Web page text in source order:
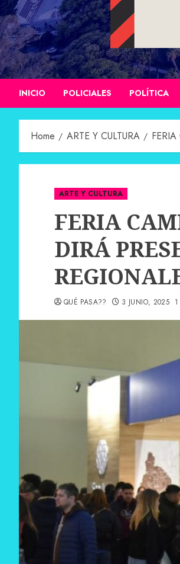
INICIO POLICIALES POLÍTICA
Home ARTE Y CULTURA
ARTE Y CULTURA
FERIA
DIRÁ
QUÉ PASA?? 3 JUNIO, 2025